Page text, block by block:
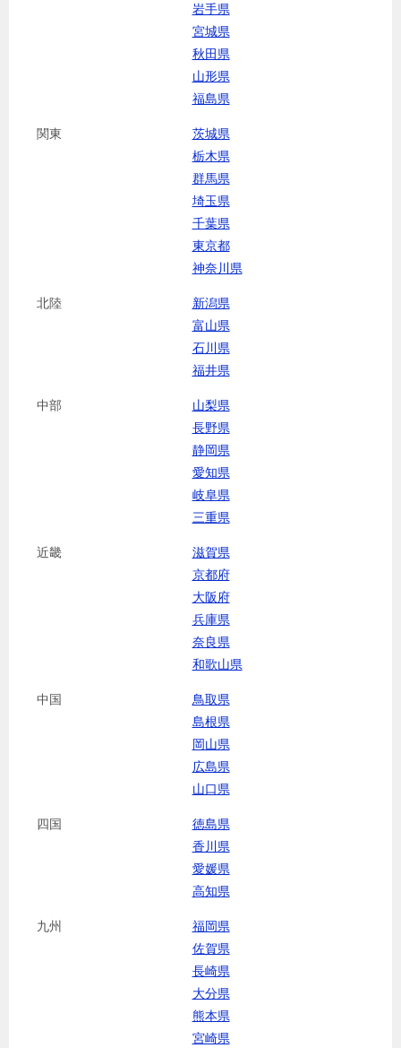
岩手県
宮城県
秋田県
山形県
福島県
関東
茨城県
栃木県
群馬県
埼玉県
千葉県
東京都
神奈川県
北陸
新潟県
富山県
石川県
福井県
中部
山梨県
長野県
静岡県
愛知県
岐阜県
三重県
近畿
滋賀県
京都府
大阪府
兵庫県
奈良県
和歌山県
中国
鳥取県
島根県
岡山県
広島県
山口県
四国
徳島県
香川県
愛媛県
高知県
九州
福岡県
佐賀県
長崎県
大分県
熊本県
宮崎県